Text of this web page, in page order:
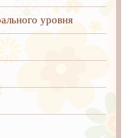
уровня